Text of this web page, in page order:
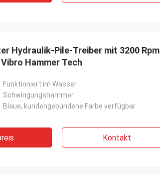
Pile-Treiber mit 3200 Rpm Offshore-
Hammer Tech
Funktioniert im Wasser
Schwingungshammer
Blaue, kundengebundene Farbe verfügbar
Kontakt